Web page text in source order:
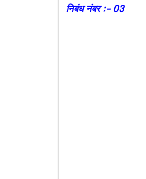
निबंध नंबर :- 03